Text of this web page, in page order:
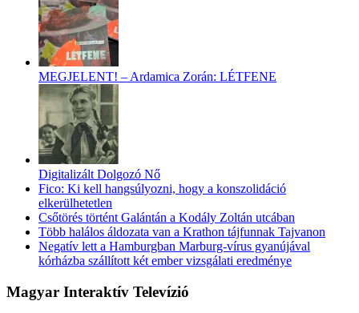
MEGJELENT! – Ardamica Zorán: LÉTFENE
Digitalizált Dolgozó Nő
Fico: Ki kell hangsúlyozni, hogy a konszolidáció
elkerülhetetlen
Csőtörés történt Galántán a Kodály Zoltán utcában
Több halálos áldozata van a Krathon tájfunnak Tajvanon
Negatív lett a Hamburgban Marburg-vírus gyanújával
kórházba szállított két ember vizsgálati eredménye
Magyar Interaktív Televízió